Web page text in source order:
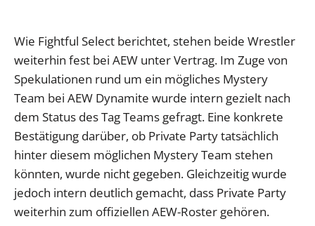
Wie Fightful Select berichtet, stehen beide Wrestler
weiterhin fest bei AEW unter Vertrag. Im Zuge von
Spekulationen rund um ein mögliches Mystery
Team bei AEW Dynamite wurde intern gezielt nach
dem Status des Tag Teams gefragt. Eine konkrete
Bestätigung darüber, ob Private Party tatsächlich
hinter diesem möglichen Mystery Team stehen
könnten, wurde nicht gegeben. Gleichzeitig wurde
jedoch intern deutlich gemacht, dass Private Party
weiterhin zum offiziellen AEW-Roster gehören.